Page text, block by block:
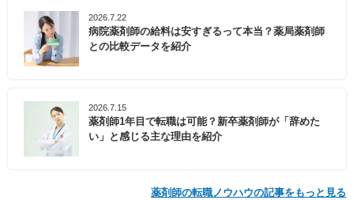
2026.7.22
病院薬剤師の給料は安すぎるって本当？薬局薬剤師
との比較データを紹介
2026.7.15
薬剤師1年目で転職は可能？新卒薬剤師が「辞めた
い」と感じる主な理由を紹介
薬剤師の転職ノウハウの記事をもっと見る